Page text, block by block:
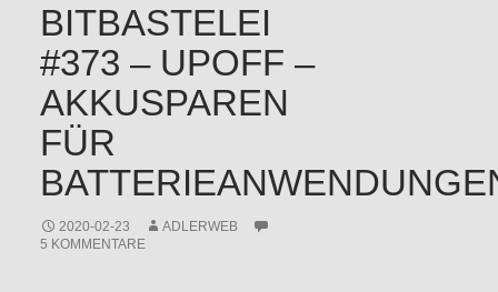
BITBASTELEI
#373 – UPOFF –
AKKUSPAREN
FÜR
2020-02-23
ADLERWEB
5 KOMMENTARE